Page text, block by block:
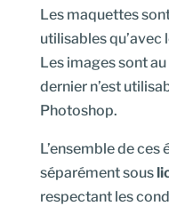
Les maquettes
utilisables qu’avec
Les images sont
dernier n’est
Photoshop.
L’ensemble de
séparément sous
respectant les